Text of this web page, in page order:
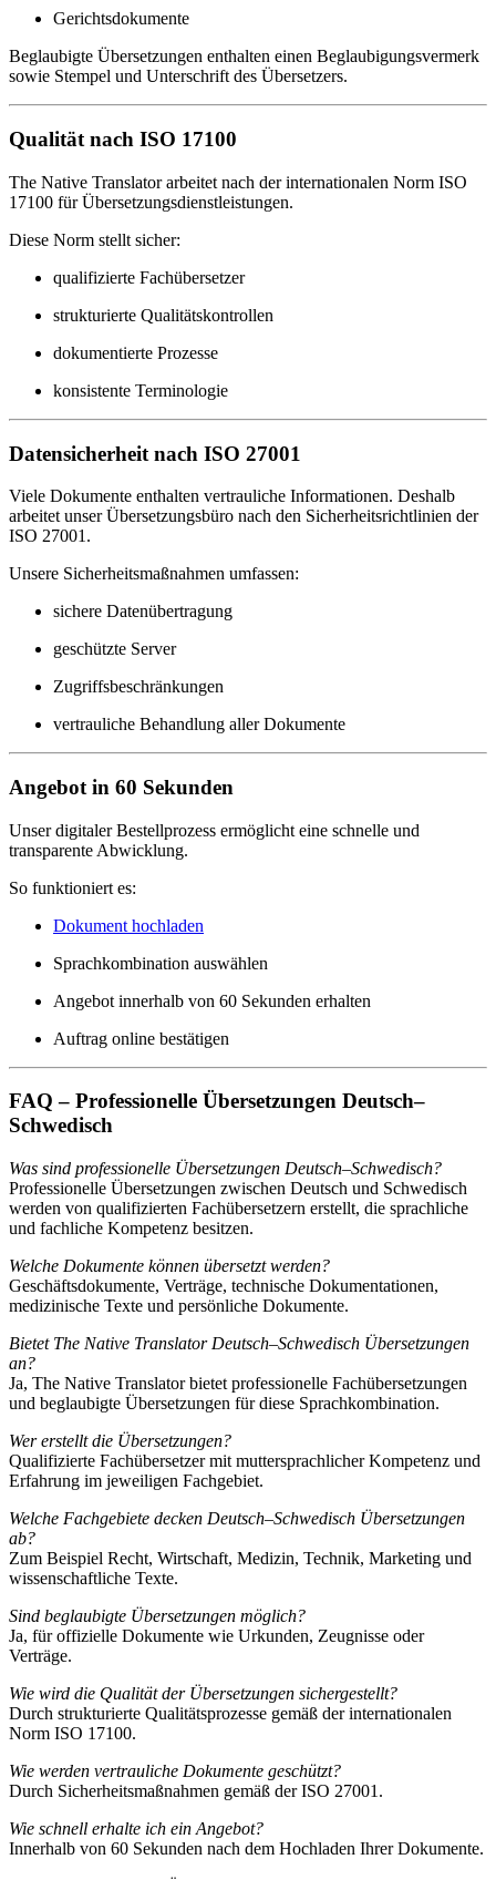
Gerichtsdokumente
Beglaubigte Übersetzungen enthalten einen Beglaubigungsvermerk
sowie Stempel und Unterschrift des Übersetzers.
Qualität nach ISO 17100
The Native Translator arbeitet nach der internationalen Norm ISO
17100 für Übersetzungsdienstleistungen.
Diese Norm stellt sicher:
qualifizierte Fachübersetzer
strukturierte Qualitätskontrollen
dokumentierte Prozesse
konsistente Terminologie
Datensicherheit nach ISO 27001
Viele Dokumente enthalten vertrauliche Informationen. Deshalb
arbeitet unser Übersetzungsbüro nach den Sicherheitsrichtlinien der
ISO 27001.
Unsere Sicherheitsmaßnahmen umfassen:
sichere Datenübertragung
geschützte Server
Zugriffsbeschränkungen
vertrauliche Behandlung aller Dokumente
Angebot in 60 Sekunden
Unser digitaler Bestellprozess ermöglicht eine schnelle und
transparente Abwicklung.
So funktioniert es:
Dokument hochladen
Sprachkombination auswählen
Angebot innerhalb von 60 Sekunden erhalten
Auftrag online bestätigen
FAQ – Professionelle Übersetzungen Deutsch–
Schwedisch
Was sind professionelle Übersetzungen Deutsch–Schwedisch?
Professionelle Übersetzungen zwischen Deutsch und Schwedisch
werden von qualifizierten Fachübersetzern erstellt, die sprachliche
und fachliche Kompetenz besitzen.
Welche Dokumente können übersetzt werden?
Geschäftsdokumente, Verträge, technische Dokumentationen,
medizinische Texte und persönliche Dokumente.
Bietet The Native Translator Deutsch–Schwedisch Übersetzungen
an?
Ja, The Native Translator bietet professionelle Fachübersetzungen
und beglaubigte Übersetzungen für diese Sprachkombination.
Wer erstellt die Übersetzungen?
Qualifizierte Fachübersetzer mit muttersprachlicher Kompetenz und
Erfahrung im jeweiligen Fachgebiet.
Welche Fachgebiete decken Deutsch–Schwedisch Übersetzungen
ab?
Zum Beispiel Recht, Wirtschaft, Medizin, Technik, Marketing und
wissenschaftliche Texte.
Sind beglaubigte Übersetzungen möglich?
Ja, für offizielle Dokumente wie Urkunden, Zeugnisse oder
Verträge.
Wie wird die Qualität der Übersetzungen sichergestellt?
Durch strukturierte Qualitätsprozesse gemäß der internationalen
Norm ISO 17100.
Wie werden vertrauliche Dokumente geschützt?
Durch Sicherheitsmaßnahmen gemäß der ISO 27001.
Wie schnell erhalte ich ein Angebot?
Innerhalb von 60 Sekunden nach dem Hochladen Ihrer Dokumente.